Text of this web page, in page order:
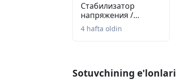
Стабилизатор
напряжения /
стабилизаторы
напряжения...
4 hafta oldin
Sotuvchining e'lonlari